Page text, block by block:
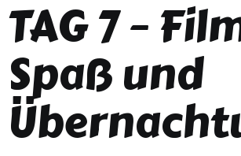
TAG 7 –
Spaß und